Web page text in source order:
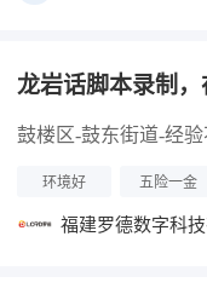
龙岩话脚本录制
鼓楼区-鼓东街道-经验
环境好 五险一金
福建罗德数字科技